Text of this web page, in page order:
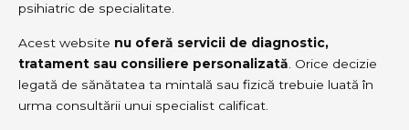
psihiatric de specialitate.
Acest website nu oferă servicii de diagnostic,
tratament sau consiliere personalizată . Orice decizie
legată de sănătatea ta mintală sau fizică trebuie luată în
urma consultării unui specialist calificat.